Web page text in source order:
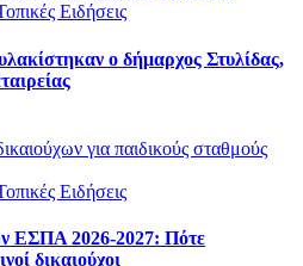
Ειδήσεις
ο δήμαρχος Στυλίδας,
Ειδήσεις
ΕΣΠΑ 2026-2027: Πότε
δικαιούχοι